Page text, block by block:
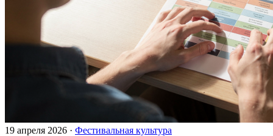
19 апреля 2026 · Фестивальная культура